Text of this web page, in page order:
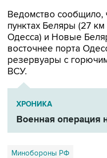
Ведомство сообщило,
пунктах Беляры (27
Одесса) и Новые
восточнее порта
резервуары с
ВСУ.
ХРОНИКА
Военная операция
Минобороны РФ